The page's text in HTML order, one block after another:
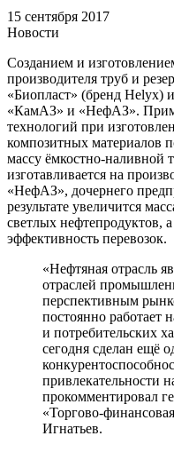
15 сентября 2017
Новости
Созданием и
производителя труб и
«Биопласт» (бренд Helyx)
«КамАЗ» и «НефАЗ».
технологий при
композитных материалов
массу ёмкостно-наливной
изготавливается на
«НефАЗ», дочернего
результате увеличится
светлых нефтепродуктов,
эффективность перевозок.
«Нефтяная отрасль
отраслей
перспективным
постоянно работает
и потребительских
сегодня сделан ещё
привлекательности
прокомментировал
«Торгово-
Игнатьев.